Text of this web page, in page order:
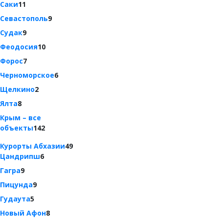
Саки11
Севастополь9
Судак9
Феодосия10
Форос7
Черноморское6
Щелкино2
Ялта8
Крым – все
объекты142
Курорты Абхазии49
Цандрипш6
Гагра9
Пицунда9
Гудаута5
Новый Афон8